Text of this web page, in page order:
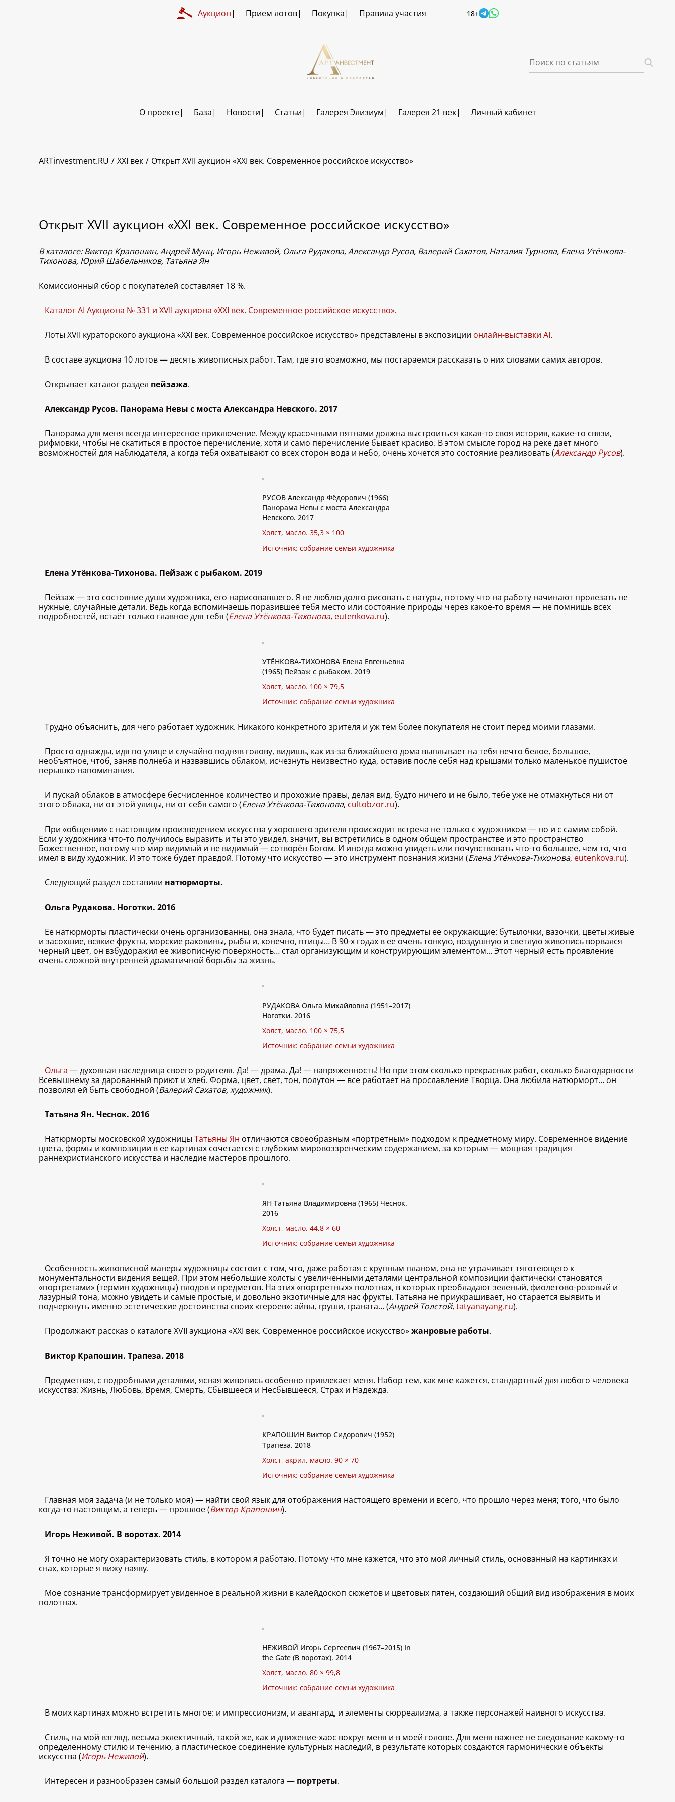
Аукцион Прием лотов Покупка Правила участия 18+
О проекте База Новости Статьи Галерея Элизиум Галерея 21 век Личный кабинет
ARTinvestment.RU XXI век Открыт XVII аукцион «XXI век. Современное российское искусство»
Открыт XVII аукцион «XXI век. Современное российское искусство»
В каталоге: Виктор Крапошин, Андрей Мунц, Игорь Неживой, Ольга Рудакова, Александр Русов, Валерий Сахатов, Наталия Турнова, Елена Утёнкова-
Тихонова, Юрий Шабельников, Татьяна Ян
Комиссионный сбор с покупателей составляет 18 %.
Каталог AI Аукциона № 331 и XVII аукциона «XXI век. Современное российское искусство».
Лоты XVII кураторского аукциона «XXI век. Современное российское искусство» представлены в экспозиции онлайн-выставки AI.
В составе аукциона 10 лотов — десять живописных работ. Там, где это возможно, мы постараемся рассказать о них словами самих авторов.
Открывает каталог раздел пейзажа.
Александр Русов. Панорама Невы с моста Александра Невского. 2017
Панорама для меня всегда интересное приключение. Между красочными пятнами должна выстроиться какая-то своя история, какие-то связи,
рифмовки, чтобы не скатиться в простое перечисление, хотя и само перечисление бывает красиво. В этом смысле город на реке дает много
возможностей для наблюдателя, а когда тебя охватывают со всех сторон вода и небо, очень хочется это состояние реализовать (Александр Русов).
РУСОВ Александр Фёдорович (1966)
Панорама Невы с моста Александра
Невского. 2017
Холст, масло. 35,3 × 100
Источник: собрание семьи художника
Елена Утёнкова-Тихонова. Пейзаж с рыбаком. 2019
Пейзаж — это состояние души художника, его нарисовавшего. Я не люблю долго рисовать с натуры, потому что на работу начинают пролезать не
нужные, случайные детали. Ведь когда вспоминаешь поразившее тебя место или состояние природы через какое-то время — не помнишь всех
подробностей, встаёт только главное для тебя (Елена Утёнкова-Тихонова, eutenkova.ru).
УТЁНКОВА-ТИХОНОВА Елена Евгеньевна
(1965) Пейзаж с рыбаком. 2019
Холст, масло. 100 × 79,5
Источник: собрание семьи художника
Трудно объяснить, для чего работает художник. Никакого конкретного зрителя и уж тем более покупателя не стоит перед моими глазами.
Просто однажды, идя по улице и случайно подняв голову, видишь, как из-за ближайшего дома выплывает на тебя нечто белое, большое,
необъятное, чтоб, заняв полнеба и назвавшись облаком, исчезнуть неизвестно куда, оставив после себя над крышами только маленькое пушистое
перышко напоминания.
И пускай облаков в атмосфере бесчисленное количество и прохожие правы, делая вид, будто ничего и не было, тебе уже не отмахнуться ни от
этого облака, ни от этой улицы, ни от себя самого (Елена Утёнкова-Тихонова, cultobzor.ru).
При «общении» с настоящим произведением искусства у хорошего зрителя происходит встреча не только с художником — но и с самим собой.
Если у художника что-то получилось выразить и ты это увидел, значит, вы встретились в одном общем пространстве и это пространство
Божественное, потому что мир видимый и не видимый — сотворён Богом. И иногда можно увидеть или почувствовать что-то большее, чем то, что
имел в виду художник. И это тоже будет правдой. Потому что искусство — это инструмент познания жизни (Елена Утёнкова-Тихонова, eutenkova.ru).
Следующий раздел составили натюрморты.
Ольга Рудакова. Ноготки. 2016
Ее натюрморты пластически очень организованны, она знала, что будет писать — это предметы ее окружающие: бутылочки, вазочки, цветы живые
и засохшие, всякие фрукты, морские раковины, рыбы и, конечно, птицы… В 90-х годах в ее очень тонкую, воздушную и светлую живопись ворвался
черный цвет, он взбудоражил ее живописную поверхность… стал организующим и конструирующим элементом… Этот черный есть проявление
очень сложной внутренней драматичной борьбы за жизнь.
РУДАКОВА Ольга Михайловна (1951–2017)
Ноготки. 2016
Холст, масло. 100 × 75,5
Источник: собрание семьи художника
Ольга — духовная наследница своего родителя. Да! — драма. Да! — напряженность! Но при этом сколько прекрасных работ, сколько благодарности
Всевышнему за дарованный приют и хлеб. Форма, цвет, свет, тон, полутон — все работает на прославление Творца. Она любила натюрморт… он
позволял ей быть свободной (Валерий Сахатов, художник).
Татьяна Ян. Чеснок. 2016
Натюрморты московской художницы Татьяны Ян отличаются своеобразным «портретным» подходом к предметному миру. Современное видение
цвета, формы и композиции в ее картинах сочетается с глубоким мировоззренческим содержанием, за которым — мощная традиция
раннехристианского искусства и наследие мастеров прошлого.
ЯН Татьяна Владимировна (1965) Чеснок.
2016
Холст, масло. 44,8 × 60
Источник: собрание семьи художника
Особенность живописной манеры художницы состоит с том, что, даже работая с крупным планом, она не утрачивает тяготеющего к
монументальности видения вещей. При этом небольшие холсты с увеличенными деталями центральной композиции фактически становятся
«портретами» (термин художницы) плодов и предметов. На этих «портретных» полотнах, в которых преобладают зеленый, фиолетово-розовый и
лазурный тона, можно увидеть и самые простые, и довольно экзотичные для нас фрукты. Татьяна не приукрашивает, но старается выявить и
подчеркнуть именно эстетические достоинства своих «героев»: айвы, груши, граната… (Андрей Толстой, tatyanayang.ru).
Продолжают рассказ о каталоге XVII аукциона «XXI век. Современное российское искусство»жанровые работы.
Виктор Крапошин. Трапеза. 2018
Предметная, с подробными деталями, ясная живопись особенно привлекает меня. Набор тем, как мне кажется, стандартный для любого человека
искусства: Жизнь, Любовь, Время, Смерть, Сбывшееся и Несбывшееся, Страх и Надежда.
КРАПОШИН Виктор Сидорович (1952)
Трапеза. 2018
Холст, акрил, масло. 90 × 70
Источник: собрание семьи художника
Главная моя задача (и не только моя) — найти свой язык для отображения настоящего времени и всего, что прошло через меня; того, что было
когда-то настоящим, а теперь — прошлое (Виктор Крапошин).
Игорь Неживой. В воротах. 2014
Я точно не могу охарактеризовать стиль, в котором я работаю. Потому что мне кажется, что это мой личный стиль, основанный на картинках и
снах, которые я вижу наяву.
Мое сознание трансформирует увиденное в реальной жизни в калейдоскоп сюжетов и цветовых пятен, создающий общий вид изображения в моих
полотнах.
НЕЖИВОЙ Игорь Сергеевич (1967–2015) In
the Gate (В воротах). 2014
Холст, масло. 80 × 99,8
Источник: собрание семьи художника
В моих картинах можно встретить многое: и импрессионизм, и авангард, и элементы сюрреализма, а также персонажей наивного искусства.
Стиль, на мой взгляд, весьма эклектичный, такой же, как и движение-хаос вокруг меня и в моей голове. Для меня важнее не следование какому-то
определенному стилю и течению, а пластическое соединение культурных наследий, в результате которых создаются гармонические объекты
искусства (Игорь Неживой).
Интересен и разнообразен самый большой раздел каталога — портреты.